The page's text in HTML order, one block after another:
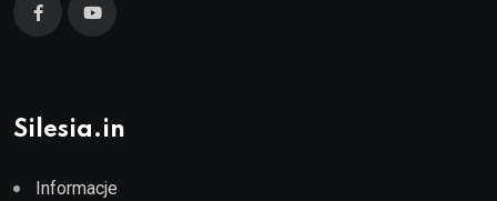
Silesia.in
Informacje